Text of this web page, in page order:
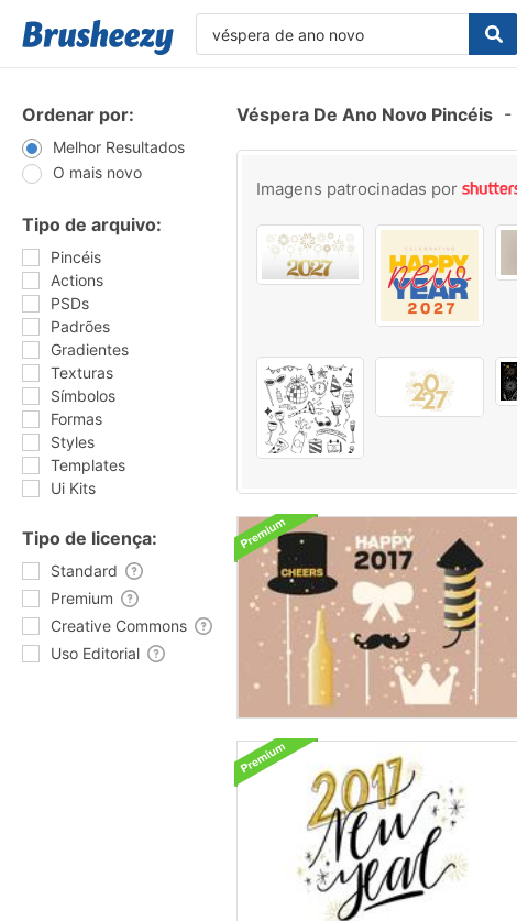
Ordenar por:
Melhor Resultados
O mais novo
Tipo de arquivo:
Pincéis
Actions
PSDs
Padrões
Gradientes
Texturas
Símbolos
Formas
Styles
Templates
Ui Kits
Tipo de licença:
Standard
Premium
Creative Commons
Uso Editorial
Véspera De Ano Novo Pincéis -
Imagens patrocinadas por